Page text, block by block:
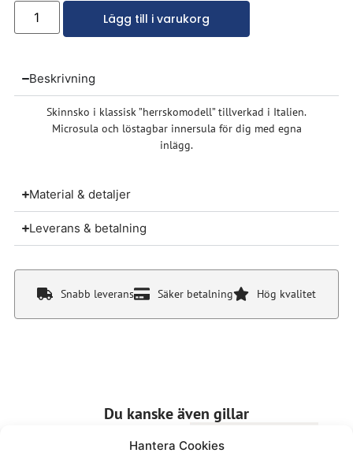
Hantera Cookies
Lägg till i varukorg
Beskrivning
Skinnsko i klassisk ”herrskomodell” tillverkad i Italien.
Microsula och löstagbar innersula för dig med egna
inlägg.
Material & detaljer
Leverans & betalning
Snabb leverans Säker betalning Hög kvalitet
Du kanske även gillar